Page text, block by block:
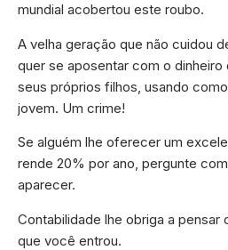
mundial acobertou este roubo.
A velha geração que não cuidou
quer se aposentar com o
seus próprios filhos, usando
jovem. Um crime!
Se alguém lhe oferecer um
rende 20% por ano, pergunte
aparecer.
Contabilidade lhe obriga a pensar
que você entrou.